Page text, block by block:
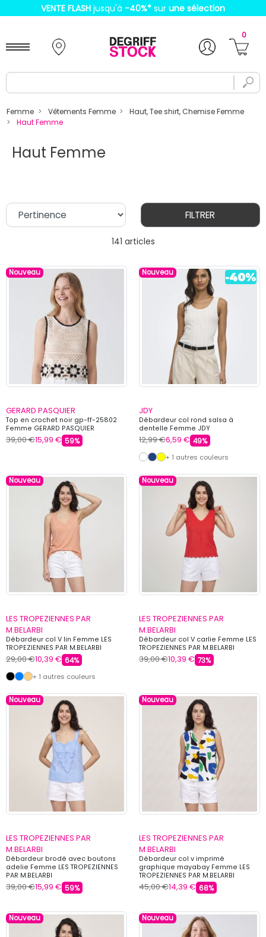
VENTE FLASH jusqu'à -40%* sur une sélection
0
Femme Vêtements Femme
Haut, Tee shirt, Chemise Femme
Haut Femme
Haut Femme
141 articles
FILTRER
Nouveau
GERARD PASQUIER
Top en crochet noir gp-ff-25802
Femme GERARD PASQUIER
39,00 €15,99 € 59%
Nouveau
JDY
Débardeur col rond salsa à
dentelle Femme JDY
12,99 €6,59 € 49%
+ 1 autres couleurs
Nouveau
LES TROPEZIENNES PAR
M.BELARBI
Débardeur col V lin Femme LES
TROPEZIENNES PAR M.BELARBI
29,00 €10,39 € 64%
+ 1 autres couleurs
Nouveau
LES TROPEZIENNES PAR
M.BELARBI
Débardeur col V carlie Femme LES
TROPEZIENNES PAR M.BELARBI
39,00 €10,39 € 73%
Nouveau
LES TROPEZIENNES PAR
M.BELARBI
Débardeur brodé avec boutons
adelie Femme LES TROPEZIENNES
PAR M.BELARBI
39,00 €15,99 € 59%
Nouveau
LES TROPEZIENNES PAR
M.BELARBI
Débardeur col v imprimé
graphique mayabay Femme LES
TROPEZIENNES PAR M.BELARBI
45,00 €14,39 € 68%
Nouveau Nouveau